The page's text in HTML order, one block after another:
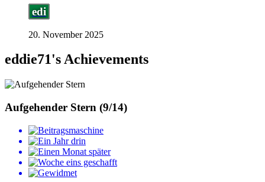
edi
20. November 2025
eddie71's Achievements
Aufgehender Stern (9/14)